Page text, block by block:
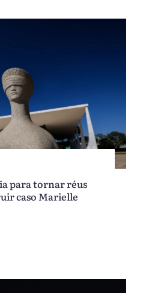
para tornar réus
caso Marielle